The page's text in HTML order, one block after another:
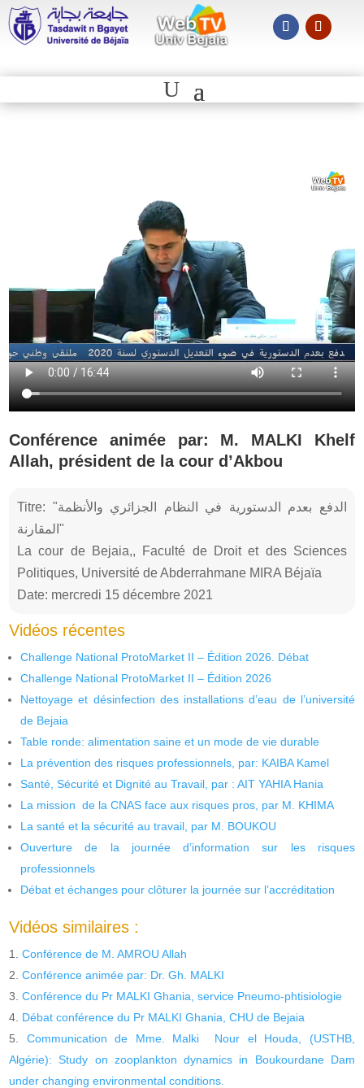
Conférence animée par: M. MALKI Khelf
Allah, président de la cour d’Akbou
Titre: "الدفع بعدم الدستورية في النظام الجزائري والأنظمة
المقارنة"
La cour de Bejaia,, Faculté de Droit et des Sciences
Politiques, Université de Abderrahmane MIRA Béjaïa
Date: mercredi 15 décembre 2021
Vidéos récentes
Challenge National ProtoMarket II – Édition 2026. Débat
Challenge National ProtoMarket II – Édition 2026
Nettoyage et désinfection des installations d’eau de l’université
de Bejaia
Table ronde: alimentation saine et un mode de vie durable
La prévention des risques professionnels, par: KAIBA Kamel
Santé, Sécurité et Dignité au Travail, par : AIT YAHIA Hania
La mission de la CNAS face aux risques pros, par M. KHIMA
La santé et la sécurité au travail, par M. BOUKOU
Ouverture de la journée d’information sur les risques
professionnels
Débat et échanges pour clôturer la journée sur l’accréditation
Vidéos similaires :
Conférence de M. AMROU Allah
Conférence animée par: Dr. Gh. MALKI
Conférence du Pr MALKI Ghania, service Pneumo-phtisiologie
Débat conférence du Pr MALKI Ghania, CHU de Bejaia
Communication de Mme. Malki Nour el Houda, (USTHB,
Algérie): Study on zooplankton dynamics in Boukourdane Dam
under changing environmental conditions.